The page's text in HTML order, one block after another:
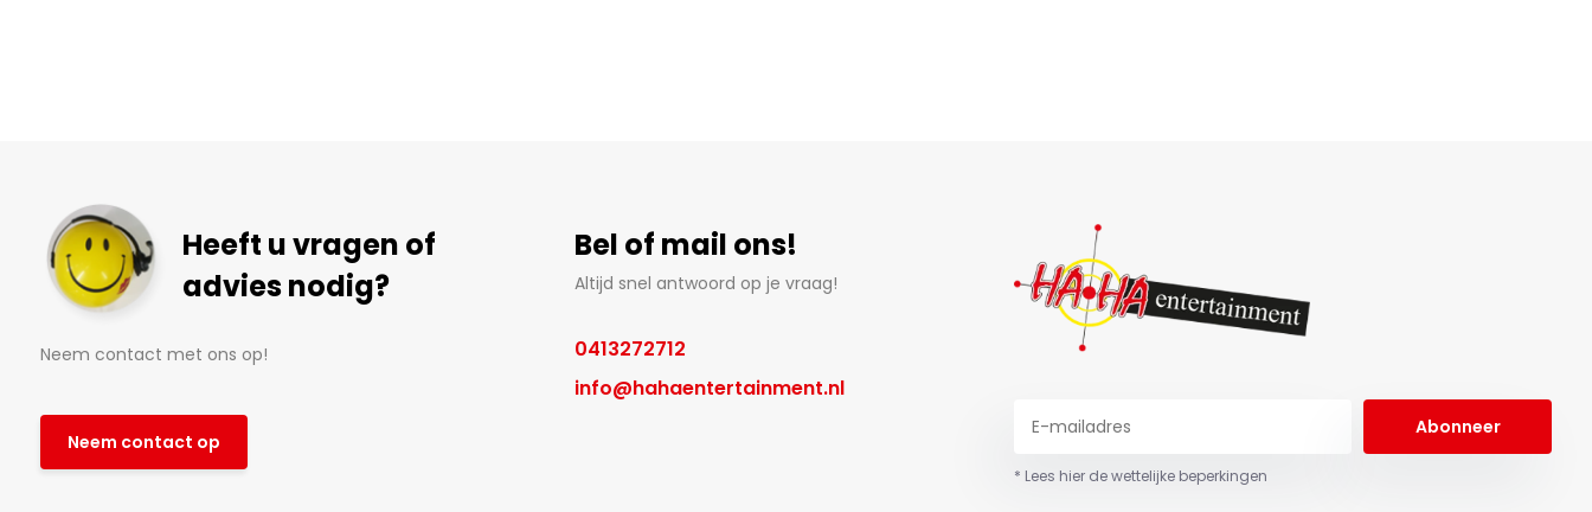
Heeft u vragen of
advies nodig?
Neem contact met ons op!
Neem contact op
Bel of mail ons!
Altijd snel antwoord op je vraag!
0413272712
info@hahaentertainment.nl
Abonneer
* Lees hier de wettelijke beperkingen